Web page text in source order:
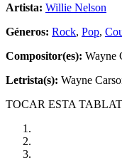
Artista: Willie Nelson
Géneros: Rock, Pop,
Compositor(es): Wayne
Letrista(s): Wayne
TOCAR ESTA